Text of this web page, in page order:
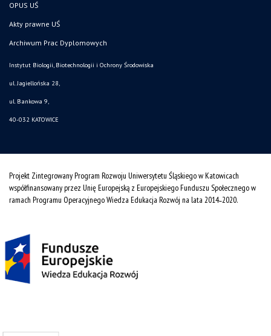
OPUS UŚ
Akty prawne UŚ
Archiwum Prac Dyplomowych
Instytut Biologii, Biotechnologii i Ochrony Środowiska
ul. Jagiellońska 28,
ul. Bankowa 9,
40-032 KATOWICE
Projekt Zintegrowany Program Rozwoju Uniwersytetu Śląskiego w Katowicach
współfinansowany przez Unię Europejską z Europejskiego Funduszu Społecznego w
ramach Programu Operacyjnego Wiedza Edukacja Rozwój na lata 2014˗2020.